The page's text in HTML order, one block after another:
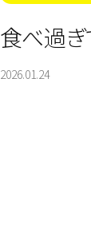
食べ過ぎ
2026.01.24